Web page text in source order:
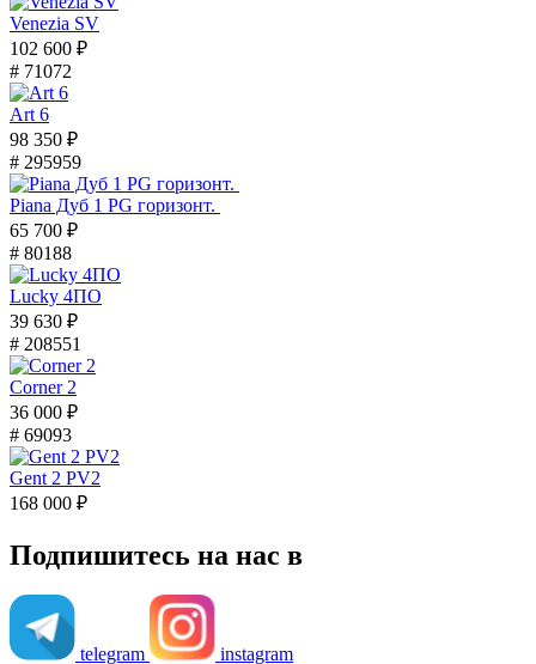
Venezia SV
102 600 ₽
# 71072
Art 6
98 350 ₽
# 295959
Piana Дуб 1 PG горизонт.
65 700 ₽
# 80188
Lucky 4ПО
39 630 ₽
# 208551
Corner 2
36 000 ₽
# 69093
Gent 2 PV2
168 000 ₽
Подпишитесь на нас в
telegram
instagram